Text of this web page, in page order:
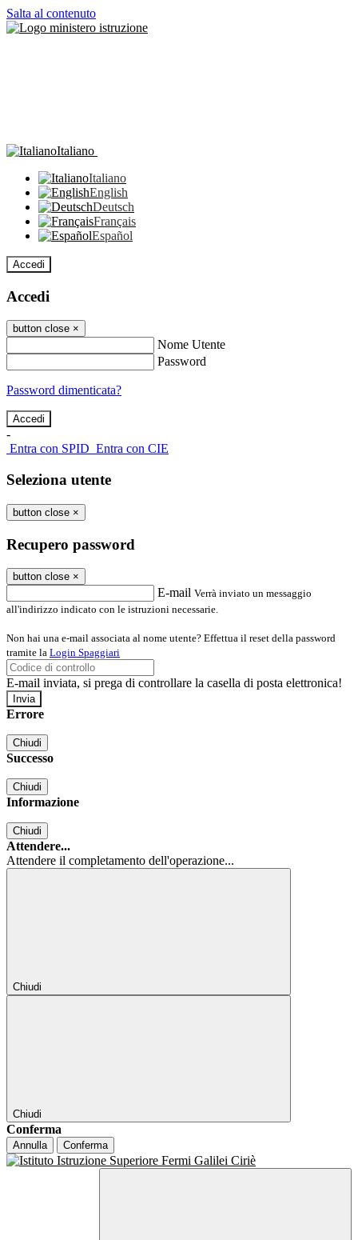
Salta al contenuto
Italiano
Italiano
English
Deutsch
Français
Español
Accedi
Accedi
button close ×
Nome Utente
Password
Password dimenticata?
-
Entra con SPID Entra con CIE
Seleziona utente
button close ×
Recupero password
button close ×
E-mail Verrà inviato un messaggio
all'indirizzo indicato con le istruzioni necessarie.
Non hai una e-mail associata al nome utente? Effettua il reset della password
tramite la Login Spaggiari
E-mail inviata, si prega di controllare la casella di posta elettronica!
Errore
Chiudi
Successo
Chiudi
Informazione
Chiudi
Attendere...
Attendere il completamento dell'operazione...
Chiudi
Chiudi
Conferma
Annulla Conferma